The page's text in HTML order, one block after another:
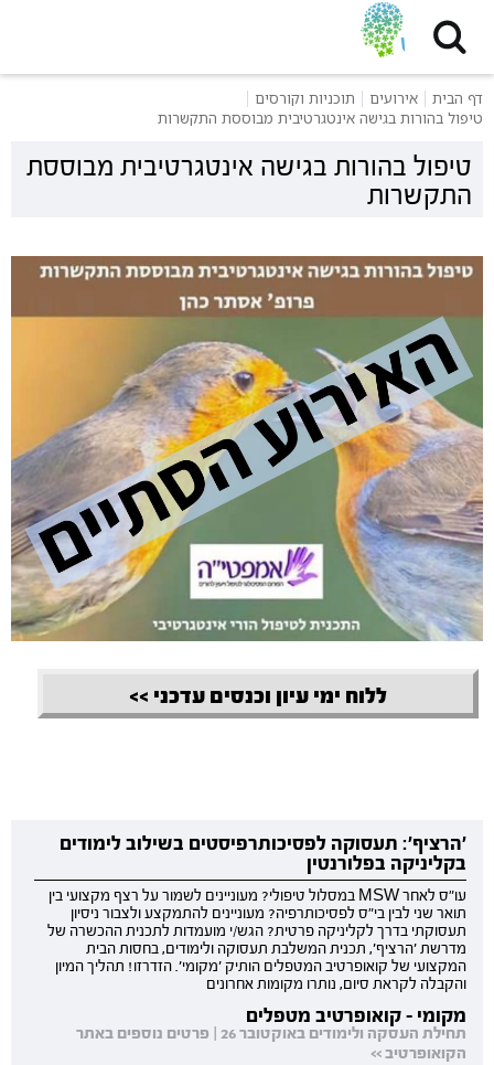
דף הבית אירועים
תוכניות וקורסים
טיפול בהורות בגישה אינטגרטיבית מבוססת התקשרות
טיפול בהורות בגישה אינטגרטיבית מבוססת
התקשרות
ללוח ימי עיון וכנסים עדכני >>
'הרציף': תעסוקה לפסיכותרפיסטים בשילוב לימודים
בקליניקה בפלורנטין
עו"ס לאחר MSW במסלול טיפולי? מעוניינים לשמור על רצף מקצועי בין
תואר שני לבין בי"ס לפסיכותרפיה? מעוניינים להתמקצע ולצבור ניסיון
תעסוקתי בדרך לקליניקה פרטית? הגש/י מועמדות לתכנית ההכשרה של
מדרשת 'הרציף', תכנית המשלבת תעסוקה ולימודים, בחסות הבית
המקצועי של קואופרטיב המטפלים הותיק 'מקומי'. הזדרזו! תהליך המיון
והקבלה לקראת סיום, נותרו מקומות אחרונים
מקומי - קואופרטיב מטפלים
תחילת העסקה ולימודים באוקטובר 26 | פרטים נוספים באתר
הקואופרטיב >>